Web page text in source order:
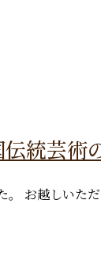
統芸術
。 お越しいた